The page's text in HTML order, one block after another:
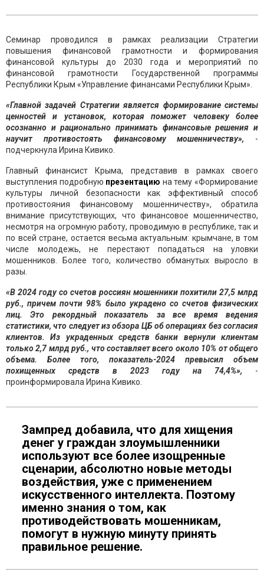
Семинар проводился в рамках реализации Стратегии
повышения финансовой грамотности и формирования
финансовой культуры до 2030 года и мероприятий по
финансовой грамотности Государственной программы
Республики Крым «Управление финансами Республики Крым».
«Главной задачей Стратегии является формирование системы
ценностей и установок, которая поможет человеку более
осознанно и рационально принимать финансовые решения и
научит противостоять финансовому мошенничеству», -
подчеркнула Ирина Кивико.
Главный финансист Крыма, представив в рамках своего
выступления подробную презентацию на тему «Формирование
культуры личной безопасности как эффективный способ
противостояния финансовому мошенничеству», обратила
внимание присутствующих, что финансовое мошенничество,
несмотря на огромную работу, проводимую в республике, так и
по всей стране, остается весьма актуальным: крымчане, в том
числе молодежь, не перестают попадаться на уловки
мошенников. Более того, количество обманутых выросло в
разы.
«В 2024 году со счетов россиян мошенники похитили 27,5 млрд
руб., причем почти 98% было украдено со счетов физических
лиц. Это рекордный показатель за все время ведения
статистики, что следует из обзора ЦБ об операциях без согласия
клиентов. Из украденных средств банки вернули клиентам
только 2,7 млрд руб., что составляет всего около 10% от общего
объема. Более того, показатель-2024 превысил объем
похищенных средств в 2023 году на 74,4%», -
проинформировала Ирина Кивико.
Зампред добавила, что для хищения
денег у граждан злоумышленники
используют все более изощренные
сценарии, абсолютно новые методы
воздействия, уже с применением
искусственного интеллекта. Поэтому
именно знания о том, как
противодействовать мошенникам,
помогут в нужную минуту принять
правильное решение.